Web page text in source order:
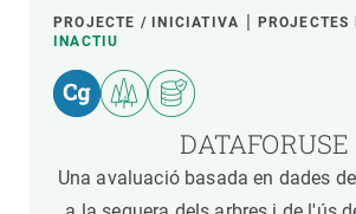
PROJECTE / INICIATIVA
PROJECTES
INACTIU
DATAFORUSE
Una avaluació basada en dades